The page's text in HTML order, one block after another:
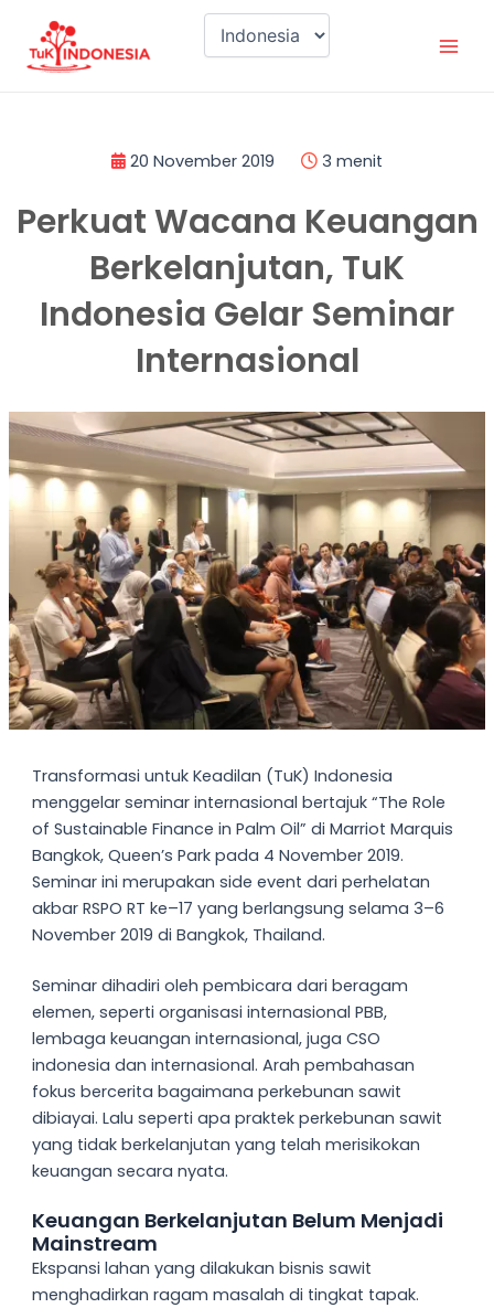
konten
20 November 2019 3 menit
Perkuat Wacana Keuangan
Berkelanjutan, TuK
Indonesia Gelar Seminar
Internasional
Transformasi untuk Keadilan (TuK) Indonesia
menggelar seminar internasional bertajuk “The Role
of Sustainable Finance in Palm Oil” di Marriot Marquis
Bangkok, Queen’s Park pada 4 November 2019.
Seminar ini merupakan side event dari perhelatan
akbar RSPO RT ke–17 yang berlangsung selama 3–6
November 2019 di Bangkok, Thailand.
Seminar dihadiri oleh pembicara dari beragam
elemen, seperti organisasi internasional PBB,
lembaga keuangan internasional, juga CSO
indonesia dan internasional. Arah pembahasan
fokus bercerita bagaimana perkebunan sawit
dibiayai. Lalu seperti apa praktek perkebunan sawit
yang tidak berkelanjutan yang telah merisikokan
keuangan secara nyata.
Keuangan Berkelanjutan Belum Menjadi
Mainstream
Ekspansi lahan yang dilakukan bisnis sawit
menghadirkan ragam masalah di tingkat tapak.